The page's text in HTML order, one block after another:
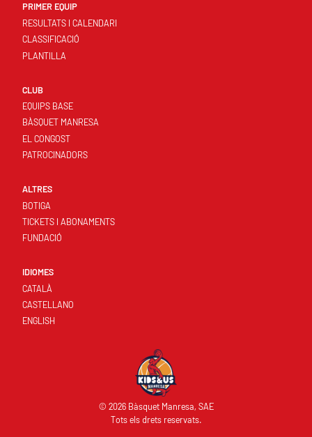
PRIMER EQUIP
RESULTATS I CALENDARI
CLASSIFICACIÓ
PLANTILLA
CLUB
EQUIPS BASE
BÀSQUET MANRESA
EL CONGOST
PATROCINADORS
ALTRES
BOTIGA
TICKETS I ABONAMENTS
FUNDACIÓ
IDIOMES
CATALÀ
CASTELLANO
ENGLISH
© 2026 Bàsquet Manresa, SAE
Tots els drets reservats.